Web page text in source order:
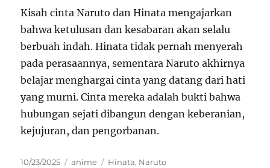
Kisah cinta Naruto dan Hinata mengajarkan
bahwa ketulusan dan kesabaran akan selalu
berbuah indah. Hinata tidak pernah menyerah
pada perasaannya, sementara Naruto akhirnya
belajar menghargai cinta yang datang dari hati
yang murni. Cinta mereka adalah bukti bahwa
hubungan sejati dibangun dengan keberanian,
kejujuran, dan pengorbanan.
Posted
10/23/2025 Categories
anime Tags
Hinata, Naruto